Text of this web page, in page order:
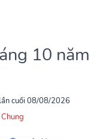
10 năm
cuối 08/08/2026